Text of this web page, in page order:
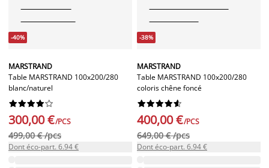
-40%
MARSTRAND
Table MARSTRAND 100x200/280
blanc/naturel






300,00 €/PCS
499,00 € /pcs
Dont éco-part. 6.94 €
-38%
MARSTRAND
Table MARSTRAND 100x200/280
coloris chêne foncé






400,00 €/PCS
649,00 € /pcs
Dont éco-part. 6.94 €